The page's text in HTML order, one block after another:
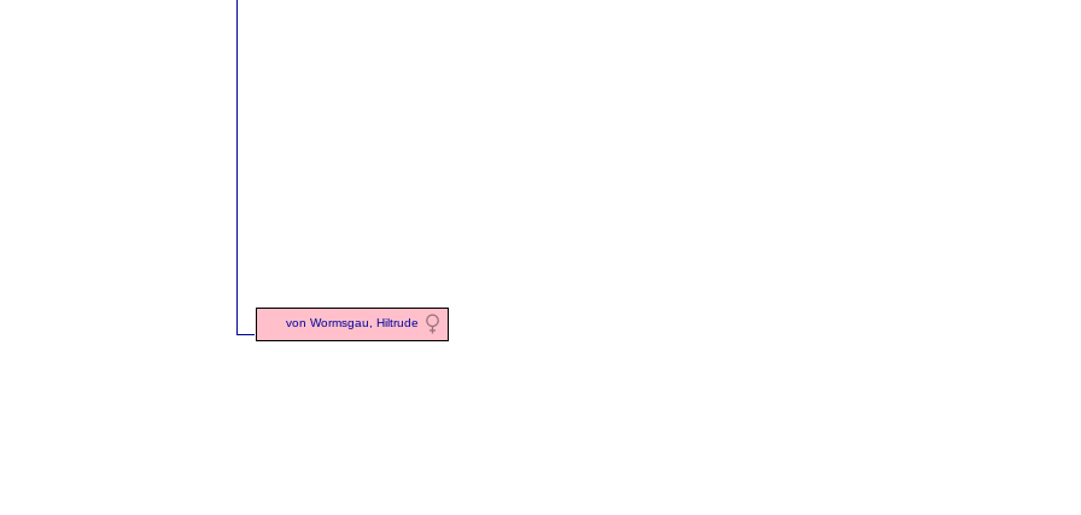
von Wormsgau, Hiltrude